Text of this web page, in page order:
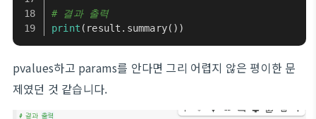
# 결과 출력
print (result.summary())
pvalues하고 params를 안다면 그리 어렵지 않은 평이한 문
제였던 것 같습니다.